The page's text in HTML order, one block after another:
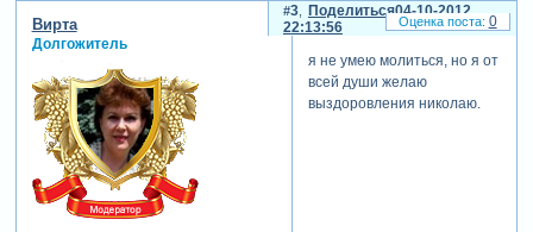
Поделиться
3
04-10-2012
22:13:56
Вирта
Долгожитель
я не умею молиться, но я от
всей души желаю
выздоровления николаю.
0